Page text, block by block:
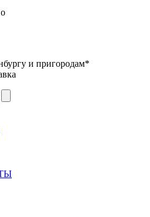
и пригородам*